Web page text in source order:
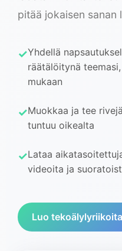
pitää jokaisen sanan
Yhdellä
räätälöitynä
mukaan
Muokkaa ja tee
tuntuu oikealta
Lataa
videoita ja
Luo